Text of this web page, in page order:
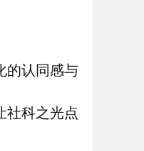
的认同感与
社科之光点